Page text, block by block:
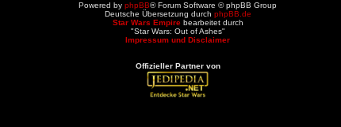
Powered by phpBB® Forum Software © phpBB Group
Deutsche Übersetzung durch phpBB.de
Star Wars Empirebearbeitet durch
"Star Wars: Out of Ashes"
Impressum und Disclaimer
Offizieller Partner von